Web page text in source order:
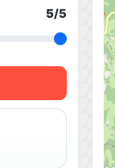
5/5